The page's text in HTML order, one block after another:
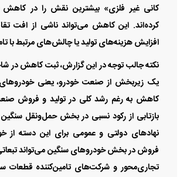
کانی غیر فلزی» بیشترین نقش را در کاهش
کرده‌اند. این کاهش می‌تواند ناشی از افت
افزایش هزینه‌های تولید یا چالش‌های مرتبط با
نکته جالب توجه در این گزارش، ثبت کاهش در
یک زیربخش از صنعت خودرو، یعنی
کاهش به رغم رشد کلی در تولید و فروش
بازتابی از رکود نسبی در بخش حمل‌ونقل
نهادهای دولتی و عمومی برای این دسته از
فروش در بخش خودروهای سنگین می‌تواند
تجاری‌محور و شرکت‌های تامین‌کننده قطعات